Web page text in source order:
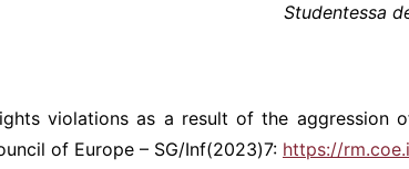
Studentessa
violations as a result of the aggression
of Europe – SG/Inf(2023)7: https://